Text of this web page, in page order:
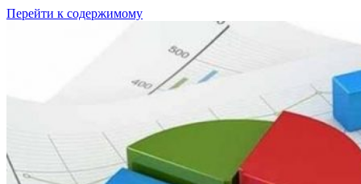
Перейти к содержимому